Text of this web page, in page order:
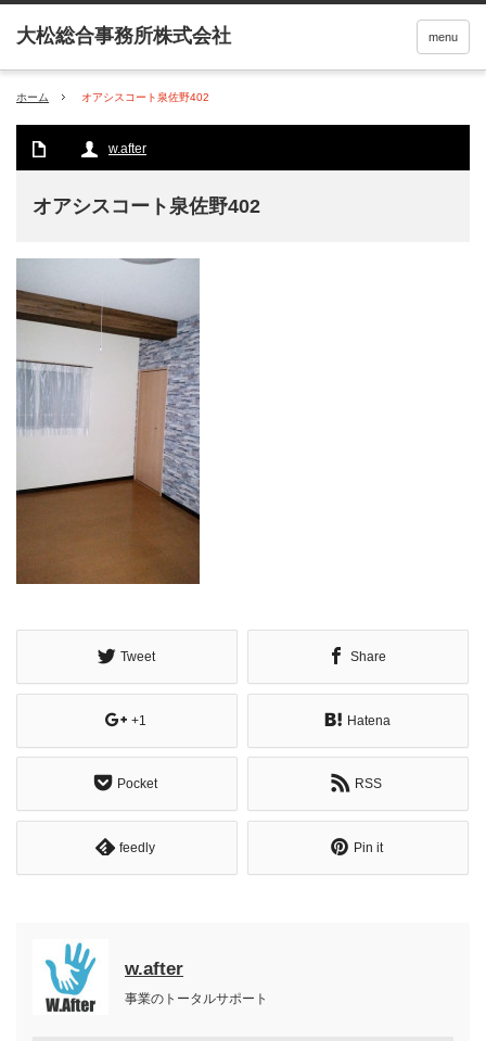
menu
ホーム オアシスコート泉佐野402
w.after
オアシスコート泉佐野402
Tweet Share
+1 Hatena
Pocket RSS
feedly Pin it
w.after
事業のトータルサポート